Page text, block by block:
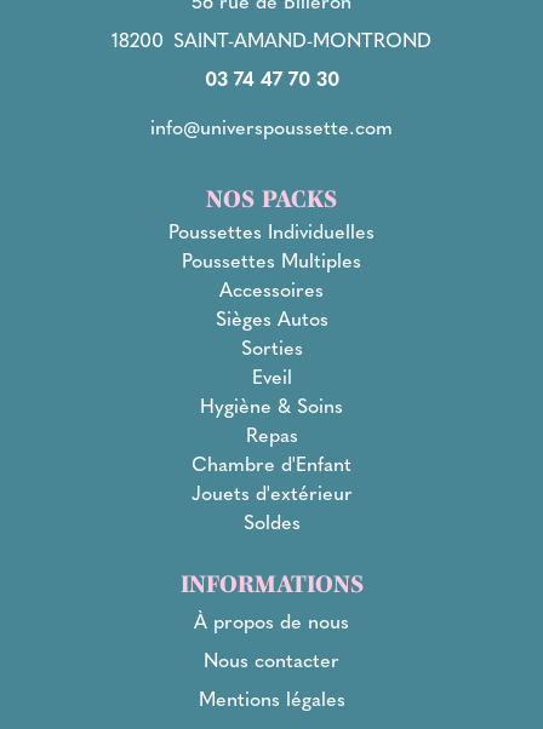
18200 SAINT-AMAND-MONTROND
03 74 47 70 30
info@universpoussette.com
NOS PACKS
Poussettes Individuelles
Poussettes Multiples
Accessoires
Sièges Autos
Sorties
Eveil
Hygiène & Soins
Repas
Chambre d'Enfant
Jouets d'extérieur
Soldes
INFORMATIONS
À propos de nous
Nous contacter
Mentions légales